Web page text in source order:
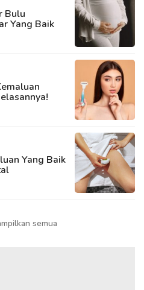
Bulu
Yang Baik
Yang Baik
semua